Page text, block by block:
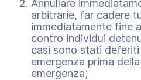
Annullare
arbitrarie, far cadere
immediatamente fine
contro individui
casi sono stati
emergenza prima
emergenza;